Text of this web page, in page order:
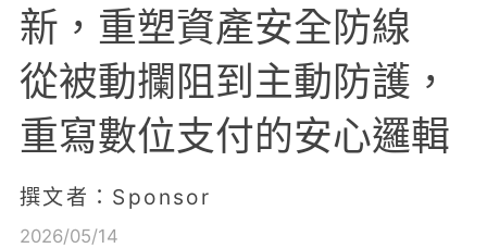
新，重塑資產安全防線
從被動攔阻到主動防護，
重寫數位支付的安心邏輯
撰文者：Sponsor
2026/05/14